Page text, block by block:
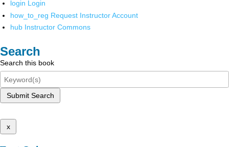
login Login
how_to_reg Request Instructor Account
hub Instructor Commons
Search
Search this book
Submit Search
x